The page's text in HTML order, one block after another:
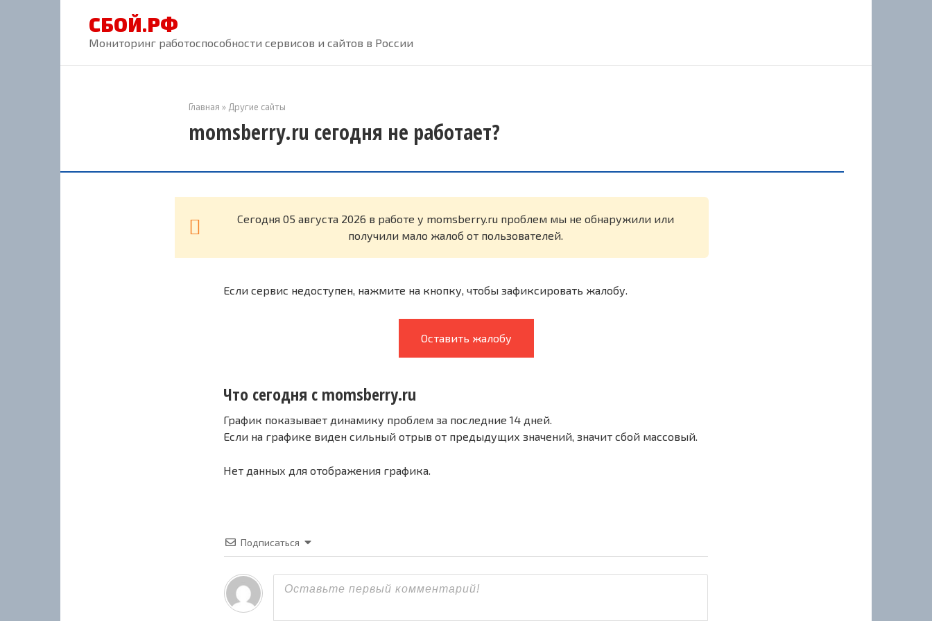
СБОЙ.РФ
Мониторинг работоспособности сервисов и сайтов в России
Главная » Другие сайты
momsberry.ru сегодня не работает?
Cегодня 05 августа 2026 в работе у momsberry.ru проблем мы не обнаружили или
получили мало жалоб от пользователей.
Если сервис недоступен, нажмите на кнопку, чтобы зафиксировать жалобу.
Оставить жалобу
Что сегодня с momsberry.ru
График показывает динамику проблем за последние 14 дней.
Если на графике виден сильный отрыв от предыдущих значений, значит сбой массовый.
Нет данных для отображения графика.
Подписаться